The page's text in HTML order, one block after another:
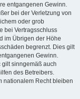
entgangenen Gewinn.
bei der Verletzung von
oder grob
bei Vertragsschluss
im Übrigen der Höhe
begrenzt. Dies gilt
Gewinn.
gilt sinngemäß auch
des Betreibers.
nationalem Recht bleiben